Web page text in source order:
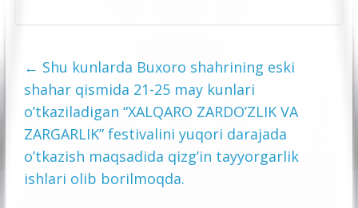
← Shu kunlarda Buxoro shahrining eski
shahar qismida 21-25 may kunlari
o’tkaziladigan “XALQARO ZARDO’ZLIK VA
ZARGARLIK” festivalini yuqori darajada
o’tkazish maqsadida qizg’in tayyorgarlik
ishlari olib borilmoqda.